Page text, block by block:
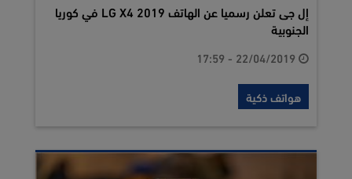
إل جى تعلن رسميا عن الهاتف LG X4 2019 في كوريا
الجنوبية
هواتف ذكية